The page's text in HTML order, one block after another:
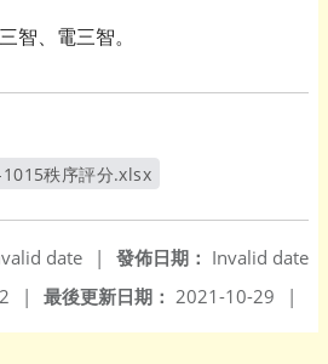
智、電三智。
秩序評分.xlsx
發佈日期： Invalid date
date
|
最後更新日期： 2021-10-29 |
|